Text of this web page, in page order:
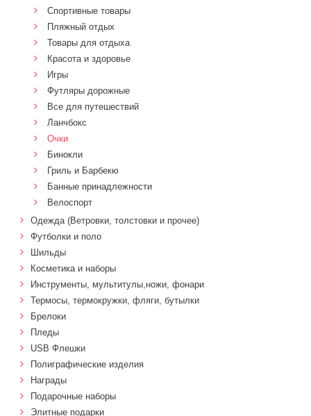
Спортивные товары
Пляжный отдых
Товары для отдыха
Красота и здоровье
Игры
Футляры дорожные
Все для путешествий
Ланчбокс
Очки
Бинокли
Гриль и Барбекю
Банные принадлежности
Велоспорт
Одежда (Ветровки, толстовки и прочее)
Футболки и поло
Шильды
Косметика и наборы
Инструменты, мультитулы,ножи, фонари
Термосы, термокружки, фляги, бутылки
Брелоки
Пледы
USB Флешки
Полиграфические изделия
Награды
Подарочные наборы
Элитные подарки